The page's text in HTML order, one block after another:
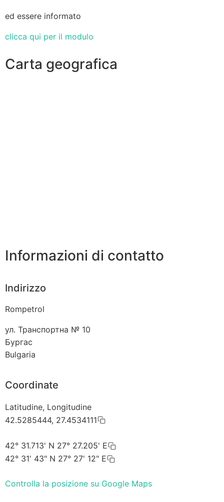
ed essere informato
clicca qui per il modulo
Carta geografica
Informazioni di contatto
Indirizzo
Rompetrol
ул. Транспортна № 10
Бургас
Bulgaria
Coordinate
Latitudine, Longitudine
42.5285444, 27.4534111
42° 31.713' N 27° 27.205' E
42° 31' 43" N 27° 27' 12" E
Controlla la posizione su Google Maps